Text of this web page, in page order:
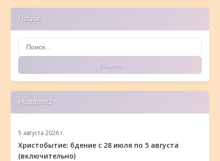
Поиск
Поиск
Искать
Новости
5 августа 2026 г.
Христобытие: бдение с 28 июля по 5 августа
(включительно)